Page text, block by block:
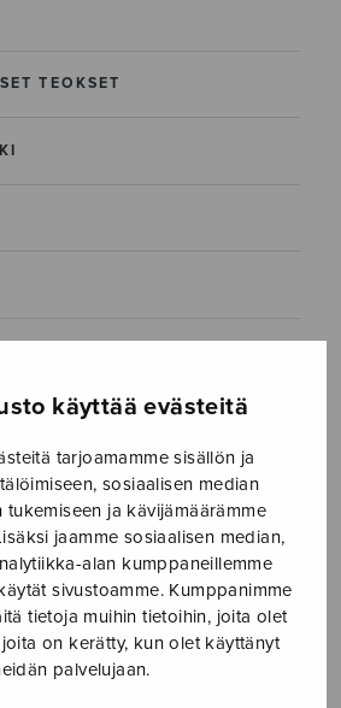
käyttää evästeitä
tarjoamamme sisällön ja
sosiaalisen median
tukemiseen ja kävijämäärämme
jaamme sosiaalisen median,
alan kumppaneillemme
sivustoamme. Kumppanimme
tietoja muihin tietoihin, joita olet
on kerätty, kun olet käyttänyt
palvelujaan.
TEOKSET
JA OPPAAT